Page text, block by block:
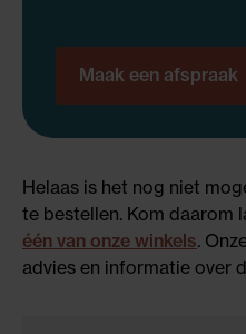
Maak een afspraak
Helaas is het nog niet
te bestellen. Kom daarom
één van onze winkels.
advies en informatie over